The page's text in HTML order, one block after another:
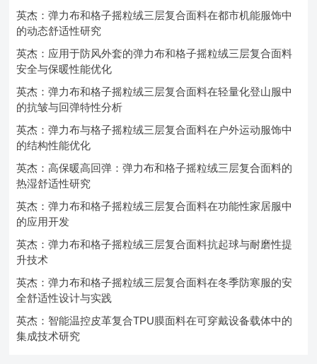
英杰：弹力布和格子摇粒绒三层复合面料在都市机能服饰中
的动态舒适性研究
英杰：应用于防风外套的弹力布和格子摇粒绒三层复合面料
安全与保暖性能优化
英杰：弹力布和格子摇粒绒三层复合面料在轻量化登山服中
的抗皱与回弹特性分析
英杰：弹力布与格子摇粒绒三层复合面料在户外运动服饰中
的结构性能优化
英杰：高保暖高回弹：弹力布和格子摇粒绒三层复合面料的
热湿舒适性研究
英杰：弹力布和格子摇粒绒三层复合面料在功能性家居服中
的应用开发
英杰：弹力布和格子摇粒绒三层复合面料抗起球与耐磨性提
升技术
英杰：弹力布和格子摇粒绒三层复合面料在冬季防寒服的安
全舒适性设计与实践
英杰：智能温控皮革复合TPU膜面料在可穿戴设备载体中的
集成技术研究